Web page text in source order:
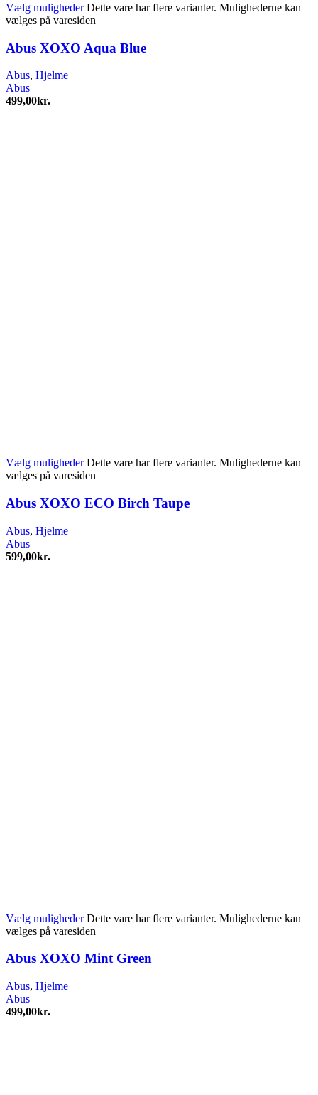
Vælg muligheder Dette vare har flere varianter. Mulighederne kan
vælges på varesiden
Abus XOXO Aqua Blue
Abus, Hjelme
Abus
499,00kr.
Vælg muligheder Dette vare har flere varianter. Mulighederne kan
vælges på varesiden
Abus XOXO ECO Birch Taupe
Abus, Hjelme
Abus
599,00kr.
Vælg muligheder Dette vare har flere varianter. Mulighederne kan
vælges på varesiden
Abus XOXO Mint Green
Abus, Hjelme
Abus
499,00kr.